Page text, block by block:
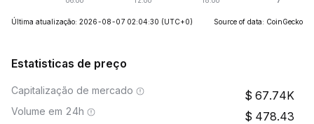
Última atualização: 2026-08-07 02:04:30 (UTC+0) Source of data: CoinGecko
Estatisticas de preço
Capitalização de mercado 67.74K
Volume em 24h 478.43